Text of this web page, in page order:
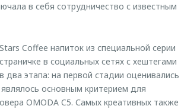
в себя сотрудничество с известным
Coffee напиток из специальной серии
в социальных сетях с хештегами
этапа: на первой стадии оценивались
основным критерием для
OMODA C5. Самых креативных также